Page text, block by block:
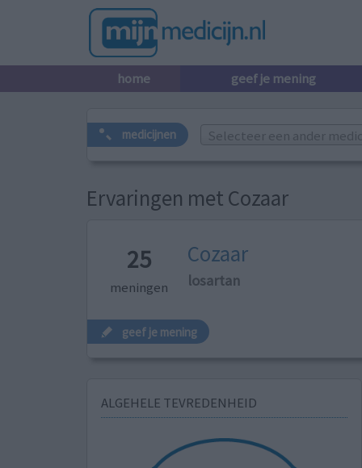
home geef je mening
medicijnen Selecteer een ander
Ervaringen met Cozaar
25
meningen
Cozaar
losartan
geef je mening
ALGEHELE TEVREDENHEID